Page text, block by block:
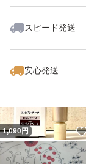
スピード発送
安心発送
1,090 円